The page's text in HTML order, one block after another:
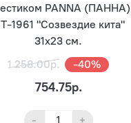
PANNA (ПАННА)
1961 "Созвездие кита"
31х23 см.
1 258.00р.
-40%
754.75р.
- +